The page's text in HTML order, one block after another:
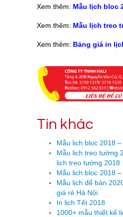
Xem thêm: Mẫu lịch bloc
Xem thêm: Mẫu lịch treo
Xem thêm: Bảng giá in
Tin khác
Mẫu lịch bloc 2018
Mẫu lịch treo tường
lịch treo tường 2018
Mẫu lịch bloc 2018
Mẫu lịch để bàn
giá rẻ Hà Nội
In lịch Tết 2018
1000+ mẫu thiết kế